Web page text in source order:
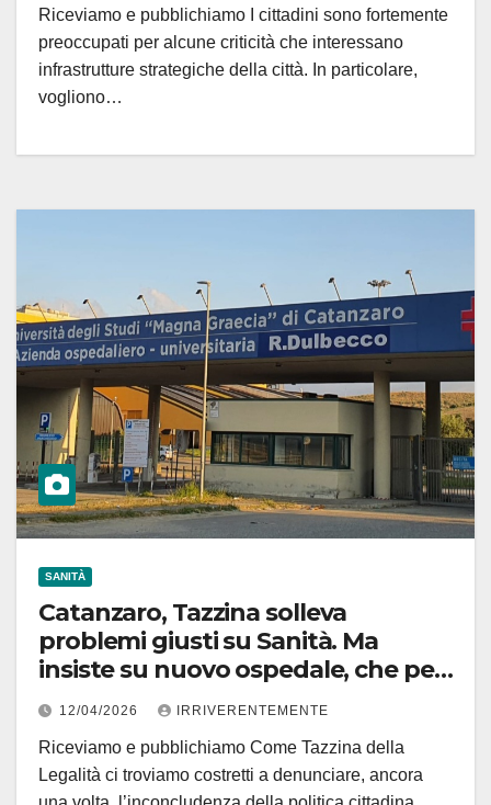
Riceviamo e pubblichiamo I cittadini sono fortemente
preoccupati per alcune criticità che interessano
infrastrutture strategiche della città. In particolare,
vogliono…
SANITÀ
Catanzaro, Tazzina solleva
problemi giusti su Sanità. Ma
insiste su nuovo ospedale, che per
noi servirebbe non a gente ma
a qualche “assopigliatutto città”.
Meglio puntare su esistente,
Pugliese-Ciaccio in primis!
12/04/2026 IRRIVERENTEMENTE
Riceviamo e pubblichiamo Come Tazzina della
Legalità ci troviamo costretti a denunciare, ancora